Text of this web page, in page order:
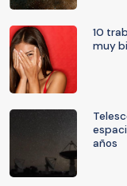
10
muy
años